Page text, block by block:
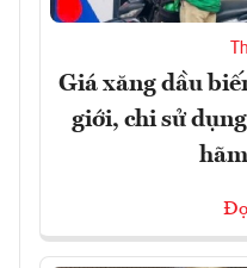
Giá xăng dầu
giới, chi sử